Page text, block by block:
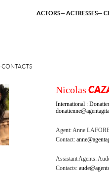
CONTACTS
ACTORS ACTRESSES
Nicolas
International :
Agent:Anne
Contact:
Assistant Agents:
Contacts: